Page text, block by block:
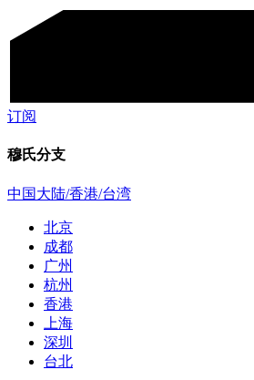
订阅
穆氏分支
中国大陆/香港/台湾
北京
成都
广州
杭州
香港
上海
深圳
台北